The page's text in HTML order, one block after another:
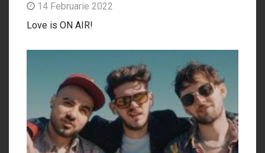
14 Februarie 2022
Love is ON AIR!